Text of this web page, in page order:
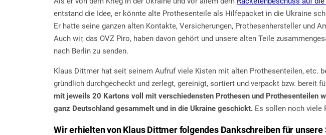
entstand die Idee, er könnte alte Prothesenteile als Hilfepacket in die Ukraine
Er hatte seine ganzen alten Kontakte, Versicherungen, Prothesenhersteller und
Auch wir, das OVZ Piro, haben davon gehört und unsere alten Teile
nach Berlin zu senden.
Klaus Dittmer hat seit seinem Aufruf viele Kisten mit alten Prothesenteilen, etc.
gründlich durchgecheckt und zerlegt, gereinigt, sortiert und verpackt bzw. bereit
mit jeweils 20 Kartons voll mit verschiedensten Prothesen und Prothesenteilen
ganz Deutschland gesammelt und in die Ukraine geschickt. Es sollen noch viele
Wir erhielten von Klaus Dittmer folgendes Dankschreiben für unsere